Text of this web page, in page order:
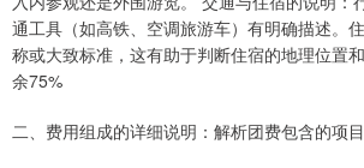
通工具（如高铁、空调旅游车）有明确描述。
称或大致标准，这有助于判断住宿的地理位置
余75%
二、费用组成的详细说明：解析团费包含的项目